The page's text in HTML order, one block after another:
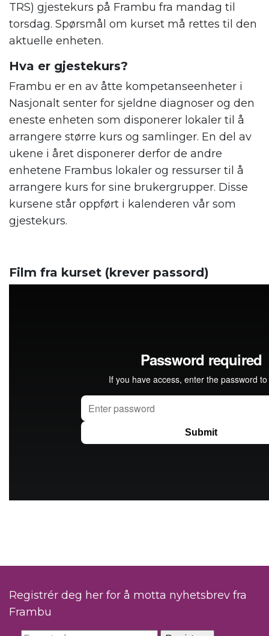
TRS) gjestekurs på Frambu fra mandag til
torsdag. Spørsmål om kurset må rettes til den
aktuelle enheten.
Hva er gjestekurs?
Frambu er en av åtte kompetanseenheter i
Nasjonalt senter for sjeldne diagnoser og den
eneste enheten som disponerer lokaler til å
arrangere større kurs og samlinger. En del av
ukene i året disponerer derfor de andre
enhetene Frambus lokaler og ressurser til å
arrangere kurs for sine brukergrupper. Disse
kursene står oppført i kalenderen vår som
gjestekurs.
Film fra kurset (krever passord)
Registrér deg her for å motta nyhetsbrev fra
Frambu